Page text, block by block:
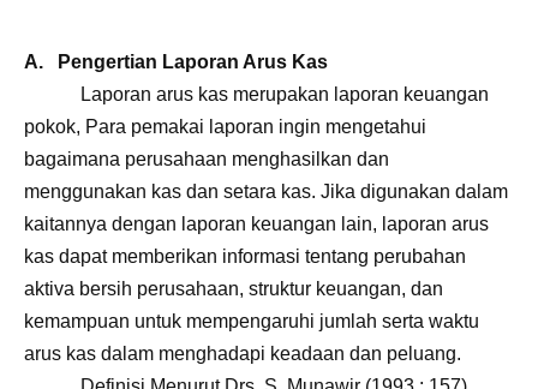
A.
Pengertian Laporan Arus Kas
Laporan arus kas merupakan laporan keuangan
pokok, Para pemakai laporan ingin mengetahui
bagaimana perusahaan menghasilkan dan
menggunakan kas dan setara kas. Jika digunakan dalam
kaitannya dengan laporan keuangan lain, laporan arus
kas dapat memberikan informasi tentang perubahan
aktiva bersih perusahaan, struktur keuangan, dan
kemampuan untuk mempengaruhi jumlah serta waktu
arus kas dalam menghadapi keadaan dan peluang.